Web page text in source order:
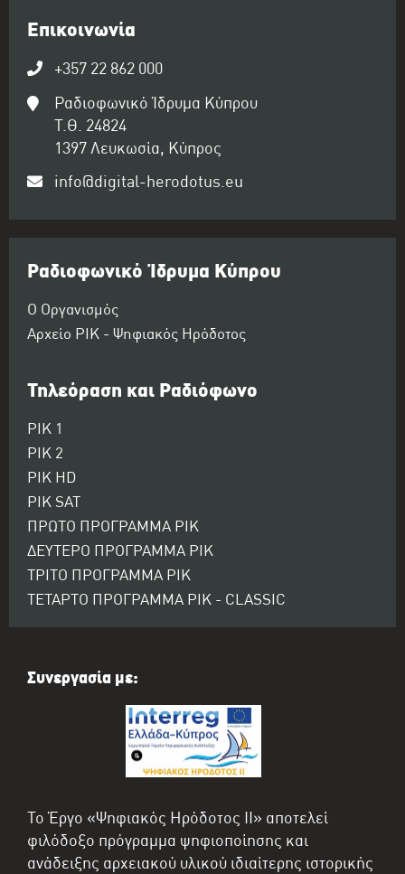
Επικοινωνία
+357 22 862 000
Ραδιοφωνικό Ίδρυμα Κύπρου
Τ.Θ. 24824
1397 Λευκωσία, Κύπρος
info@digital-herodotus.eu
Ραδιοφωνικό Ίδρυμα Κύπρου
Ο Οργανισμός
Αρχείο ΡΙΚ - Ψηφιακός Ηρόδοτος
Τηλεόραση και Ραδιόφωνο
ΡΙΚ 1
ΡΙΚ 2
ΡΙΚ HD
ΡΙΚ SAT
ΠΡΩΤΟ ΠΡΟΓΡΑΜΜΑ ΡΙΚ
ΔΕΥΤΕΡΟ ΠΡΟΓΡΑΜΜΑ ΡΙΚ
ΤΡΙΤΟ ΠΡΟΓΡΑΜΜΑ ΡΙΚ
ΤΕΤΑΡΤΟ ΠΡΟΓΡΑΜΜΑ ΡΙΚ - CLASSIC
Συνεργασία με:
Το Έργο «Ψηφιακός Ηρόδοτος II» αποτελεί
φιλόδοξο πρόγραμμα ψηφιοποίησης και
ανάδειξης αρχειακού υλικού ιδιαίτερης ιστορικής